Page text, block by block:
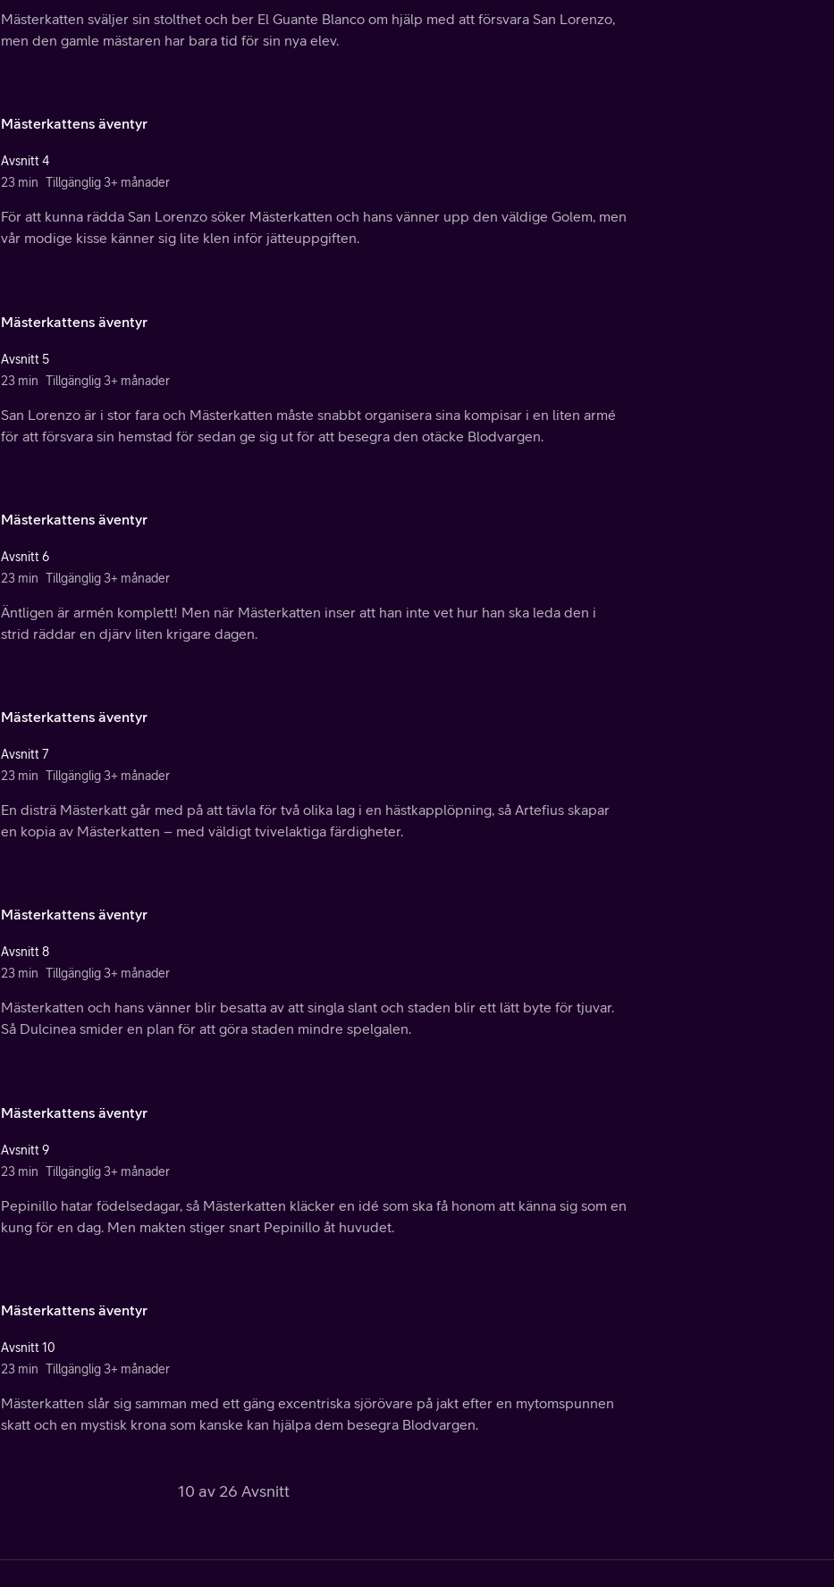
Mästerkatten sväljer sin stolthet och ber El Guante Blanco om hjälp med att försvara San Lorenzo,
men den gamle mästaren har bara tid för sin nya elev.
Mästerkattens äventyr
Avsnitt 4
23 min Tillgänglig 3+ månader
För att kunna rädda San Lorenzo söker Mästerkatten och hans vänner upp den väldige Golem, men
vår modige kisse känner sig lite klen inför jätteuppgiften.
Mästerkattens äventyr
Avsnitt 5
23 min Tillgänglig 3+ månader
San Lorenzo är i stor fara och Mästerkatten måste snabbt organisera sina kompisar i en liten armé
för att försvara sin hemstad för sedan ge sig ut för att besegra den otäcke Blodvargen.
Mästerkattens äventyr
Avsnitt 6
23 min Tillgänglig 3+ månader
Äntligen är armén komplett! Men när Mästerkatten inser att han inte vet hur han ska leda den i
strid räddar en djärv liten krigare dagen.
Mästerkattens äventyr
Avsnitt 7
23 min Tillgänglig 3+ månader
En disträ Mästerkatt går med på att tävla för två olika lag i en hästkapplöpning, så Artefius skapar
en kopia av Mästerkatten – med väldigt tvivelaktiga färdigheter.
Mästerkattens äventyr
Avsnitt 8
23 min Tillgänglig 3+ månader
Mästerkatten och hans vänner blir besatta av att singla slant och staden blir ett lätt byte för tjuvar.
Så Dulcinea smider en plan för att göra staden mindre spelgalen.
Mästerkattens äventyr
Avsnitt 9
23 min Tillgänglig 3+ månader
Pepinillo hatar födelsedagar, så Mästerkatten kläcker en idé som ska få honom att känna sig som en
kung för en dag. Men makten stiger snart Pepinillo åt huvudet.
Mästerkattens äventyr
Avsnitt 10
23 min Tillgänglig 3+ månader
Mästerkatten slår sig samman med ett gäng excentriska sjörövare på jakt efter en mytomspunnen
skatt och en mystisk krona som kanske kan hjälpa dem besegra Blodvargen.
10 av 26 Avsnitt